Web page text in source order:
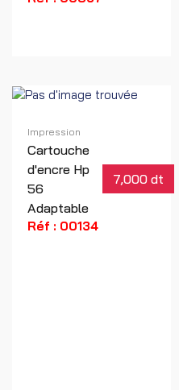
Impression
Cartouche
d'encre Hp
56
Adaptable
7,000 dt
Réf : 00134